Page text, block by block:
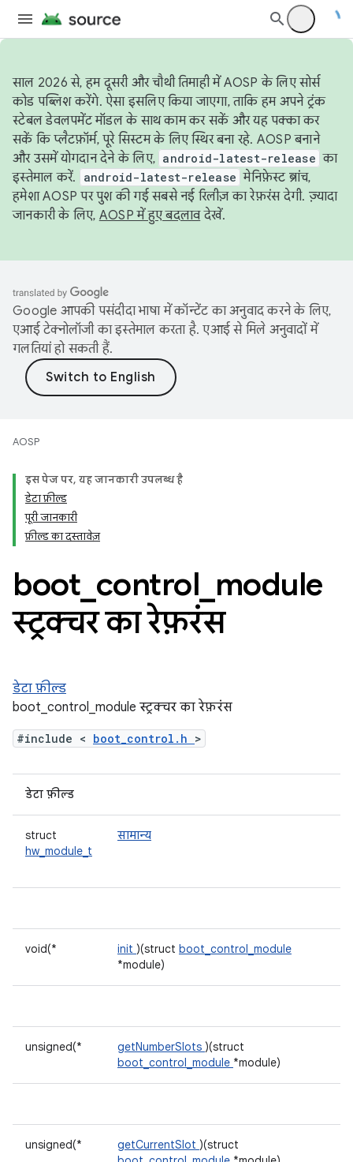
साल 2026 से, हम दूसरी और चौथी तिमाही में AOSP के लिए सोर्स
कोड पब्लिश करेंगे. ऐसा इसलिए किया जाएगा, ताकि हम अपने ट्रंक
स्टेबल डेवलपमेंट मॉडल के साथ काम कर सकें और यह पक्का कर
सकें कि प्लैटफ़ॉर्म, पूरे सिस्टम के लिए स्थिर बना रहे. AOSP बनाने
और उसमें योगदान देने के लिए, android-latest-release का
इस्तेमाल करें.
android-latest-release मेनिफ़ेस्ट ब्रांच,
हमेशा AOSP पर पुश की गई सबसे नई रिलीज़ का रेफ़रंस देगी. ज़्यादा
जानकारी के लिए, AOSP में हुए बदलावदेखें.
Google आपकी पसंदीदा भाषा में कॉन्टेंट का अनुवाद करने के लिए,
एआई टेक्नोलॉजी का इस्तेमाल करता है. एआई से मिले अनुवादों में
गलतियां हो सकती हैं.
AOSP
इस पेज पर, यह जानकारी उपलब्ध है
डेटा फ़ील्ड
पूरी जानकारी
फ़ील्ड का दस्तावेज़
boot control module
स्ट्रक्चर का रेफ़रंस
डेटा फ़ील्ड
boot_control_module स्ट्रक्चर का रेफ़रंस
#include < boot_control.h >
डेटा फ़ील्ड
struct
hw_module_t
सामान्य
void(* init )(struct boot_control_module
*module)
unsigned(* getNumberSlots )(struct
boot_control_module *module)
unsigned(* getCurrentSlot )(struct